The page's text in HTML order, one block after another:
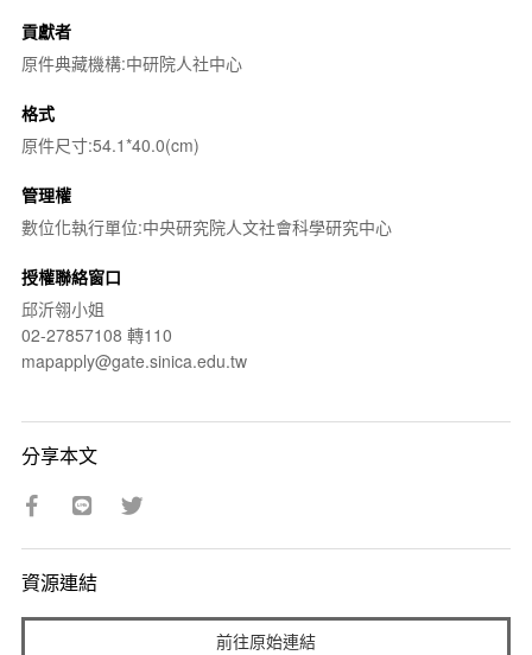
貢獻者
原件典藏機構:中研院人社中心
格式
原件尺寸:54.1*40.0(cm)
管理權
數位化執行單位:中央研究院人文社會科學研究中心
授權聯絡窗口
邱沂翎小姐
02-27857108 轉110
mapapply@gate.sinica.edu.tw
分享本文
資源連結
前往原始連結